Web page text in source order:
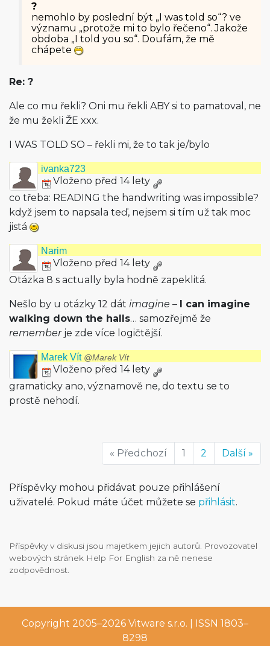
?
nemohlo by poslední být „I was told so“? ve
významu „protože mi to bylo řečeno“. Jakože
obdoba „I told you so“. Doufám, že mě
chápete
Re: ?
Ale co mu řekli? Oni mu řekli ABY si to pamatoval, ne
že mu žekli ŽE xxx.
I WAS TOLD SO – řekli mi, že to tak je/bylo
ivanka723
Vloženo před 14 lety
co třeba: READING the handwriting was impossible?
když jsem to napsala teď, nejsem si tím už tak moc
jistá
Narim
Vloženo před 14 lety
Otázka 8 s actually byla hodně zapeklitá.
Nešlo by u otázky 12 dát imagine – I can imagine
walking down the halls… samozřejmě že
rememberje zde více logičtější.
Marek Vít @Marek Vít
Vloženo před 14 lety
gramaticky ano, významově ne, do textu se to
prostě nehodí.
« Předchozí 1 2 Další »
Příspěvky mohou přidávat pouze přihlášení
uživatelé. Pokud máte účet můžete se přihlásit.
Příspěvky v diskusi jsou majetkem jejich autorů. Provozovatel
webových stránek Help For English za ně nenese
zodpovědnost.
Copyright 2005–2026 Vitware s.r.o. | ISSN 1803–
8298